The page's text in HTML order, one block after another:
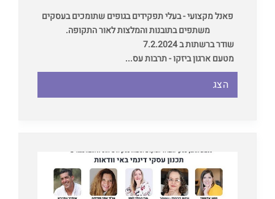
פאנל מקצועי - בעלי תפקידים בגופים שתומכים בעסקים
משתפים בתובנות והמלצות לאור התקופה.
שודר ברשתות ב 7.2.2024
מטעם ארגון ביזקו - תרבות עס...
הצג